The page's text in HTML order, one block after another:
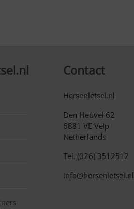
Contact
Hersenletsel.nl
Den Heuvel 62
6881 VE Velp
Netherlands
Tel. (026) 3512512
info@hersenletsel.nl